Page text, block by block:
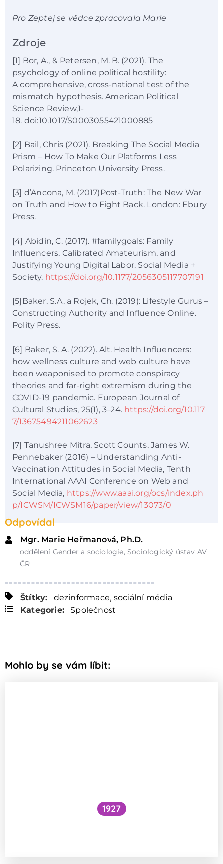
Pro Zeptej se vědce zpracovala Marie
Zdroje
[1] Bor, A., & Petersen, M. B. (2021). The
psychology of online political hostility:
A comprehensive, cross-national test of the
mismatch hypothesis. American Political
Science Review,1-
18. doi:10.1017/S0003055421000885
[2] Bail, Chris (2021). Breaking The Social Media
Prism – How To Make Our Platforms Less
Polarizing. Princeton University Press.
[3] d’Ancona, M. (2017)Post-Truth: The New War
on Truth and How to Fight Back. London: Ebury
Press.
[4] Abidin, C. (2017). #familygoals: Family
Influencers, Calibrated Amateurism, and
Justifying Young Digital Labor. Social Media +
Society. https://doi.org/10.1177/2056305117707191
[5]Baker, S.A. a Rojek, Ch. (2019): Lifestyle Gurus –
Constructing Authority and Influence Online.
Polity Press.
[6] Baker, S. A. (2022). Alt. Health Influencers:
how wellness culture and web culture have
been weaponised to promote conspiracy
theories and far-right extremism during the
COVID-19 pandemic. European Journal of
Cultural Studies, 25(1), 3–24. https://doi.org/10.117
7/13675494211062623
[7] Tanushree Mitra, Scott Counts, James W.
Pennebaker (2016) – Understanding Anti-
Vaccination Attitudes in Social Media, Tenth
International AAAI Conference on Web and
Social Media, https://www.aaai.org/ocs/index.ph
p/ICWSM/ICWSM16/paper/view/13073/0
Odpovídal
Mgr. Marie Heřmanová, Ph.D.
oddělení Gender a sociologie, Sociologický ústav AV
ČR
Štítky: dezinformace, sociální média
Kategorie:
Společnost
Mohlo by se vám líbit:
1927